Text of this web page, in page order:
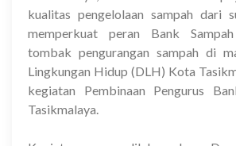
kualitas pengelolaan sampah dari
memperkuat peran Bank
tombak pengurangan sampah di
Lingkungan Hidup (DLH) Kota
kegiatan Pembinaan Pengurus
Tasikmalaya.